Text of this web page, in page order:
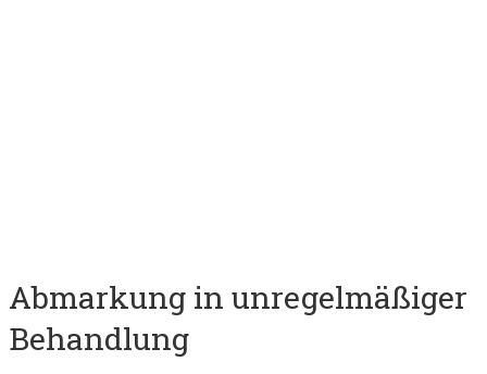
Abmarkung in unregelmäßiger
Behandlung